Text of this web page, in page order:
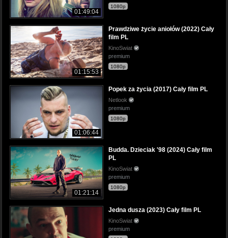
01:49:04
1080p
01:15:53
Prawdziwe życie aniołów (2022) Cały
film PL
KinoSwiat
premium
1080p
01:06:44
Popek za życia (2017) Cały film PL
Netlook
premium
1080p
01:21:14
Budda. Dzieciak '98 (2024) Cały film
PL
KinoSwiat
premium
1080p
Jedna dusza (2023) Cały film PL
KinoSwiat
premium